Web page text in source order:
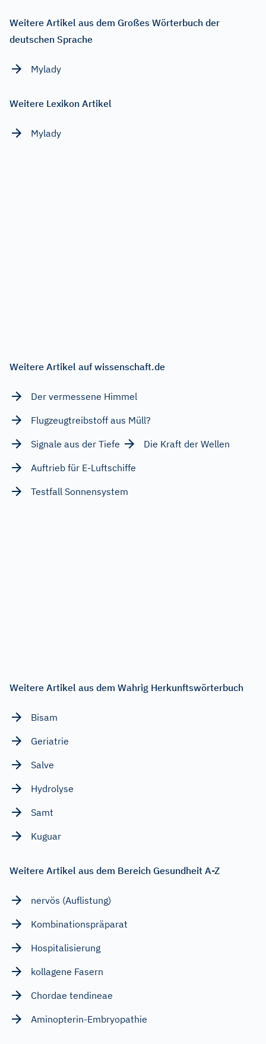
Weitere Artikel aus dem Großes Wörterbuch der
deutschen Sprache
Mylady
Weitere Lexikon Artikel
Mylady
Weitere Artikel auf wissenschaft.de
Der vermessene Himmel
Flugzeugtreibstoff aus Müll?
Signale aus der Tiefe
Die Kraft der Wellen
Auftrieb für E-Luftschiffe
Testfall Sonnensystem
Weitere Artikel aus dem Wahrig Herkunftswörterbuch
Bisam
Geriatrie
Salve
Hydrolyse
Samt
Kuguar
Weitere Artikel aus dem Bereich Gesundheit A-Z
nervös (Auflistung)
Kombinationspräparat
Hospitalisierung
kollagene Fasern
Chordae tendineae
Aminopterin-Embryopathie